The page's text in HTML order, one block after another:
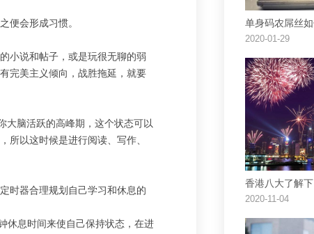
便会形成习惯。
小说和帖子，或是玩很无聊的弱
完美主义倾向，战胜拖延，就要
大脑活跃的高峰期，这个状态可以
所以这时候是进行阅读、写作、
时器合理规划自己学习和休息的
休息时间来使自己保持状态，在进
2020-01-29
2020-11-04